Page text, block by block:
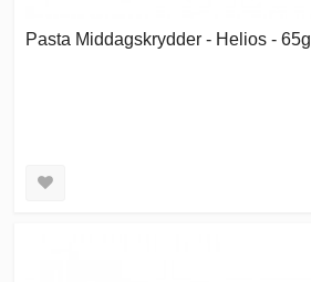
Pasta Middagskrydder - Helios - 65g